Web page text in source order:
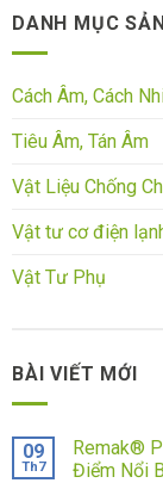
DANH MỤC
Cách Âm, Cách
Tiêu Âm, Tán Âm
Vật Liệu Chống
Vật tư cơ điện
Vật Tư Phụ
BÀI VIẾT MỚI
09
Th7
Remak®
Điểm Nổi